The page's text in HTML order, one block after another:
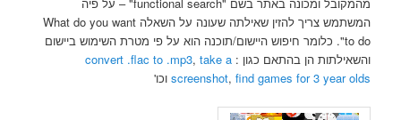
מהמקובל ומכונה באתר בשם "functional search" – על פיה
המשתמש צריך להזין שאילתה שעונה על השאלה What do you want
to do". כלומר חיפוש היישום/תוכנה הוא על פי מטרת השימוש ביישום
והשאילתות הן בהתאם כגון :
convert .flac to .mp3, take a
screenshot, find games for 3 year olds וכו'